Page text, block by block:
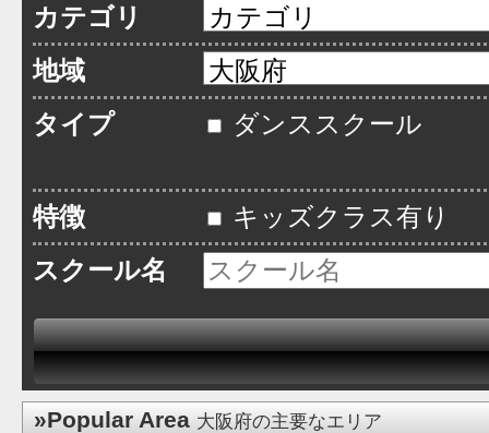
カテゴリ
地域
タイプ
ダンススクール
特徴
キッズクラス有り
スクール名
»Popular Area 大阪府の主要なエリア